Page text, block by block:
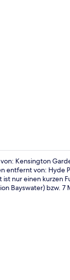
Kensington
entfernt von: Hyde
nur einen kurzen
Bayswater) bzw. 7